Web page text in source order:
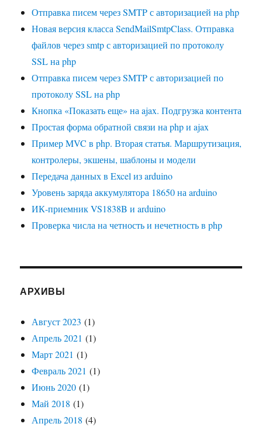
Отправка писем через SMTP с авторизацией на php
Новая версия класса SendMailSmtpClass. Отправка
файлов через smtp с авторизацией по протоколу
SSL на php
Отправка писем через SMTP с авторизацией по
протоколу SSL на php
Кнопка «Показать еще» на ajax. Подгрузка контента
Простая форма обратной связи на php и ajax
Пример MVC в php. Вторая статья. Маршрутизация,
контролеры, экшены, шаблоны и модели
Передача данных в Excel из arduino
Уровень заряда аккумулятора 18650 на arduino
ИК-приемник VS1838B и arduino
Проверка числа на четность и нечетность в php
АРХИВЫ
Август 2023 (1)
Апрель 2021 (1)
Март 2021 (1)
Февраль 2021 (1)
Июнь 2020 (1)
Май 2018 (1)
Апрель 2018 (4)